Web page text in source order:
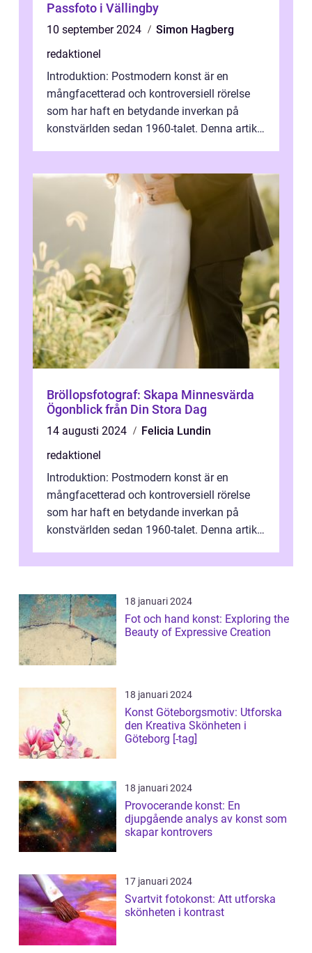
Passfoto i Vällingby
10 september 2024
Simon Hagberg
redaktionel
Introduktion: Postmodern konst är en
mångfacetterad och kontroversiell rörelse
som har haft en betydande inverkan på
konstvärlden sedan 1960-talet. Denna artikel
Bröllopsfotograf: Skapa Minnesvärda
Ögonblick från Din Stora Dag
14 augusti 2024
Felicia Lundin
redaktionel
Introduktion: Postmodern konst är en
mångfacetterad och kontroversiell rörelse
som har haft en betydande inverkan på
konstvärlden sedan 1960-talet. Denna artikel
18 januari 2024
Fot och hand konst: Exploring the
Beauty of Expressive Creation
18 januari 2024
Konst Göteborgsmotiv: Utforska
den Kreativa Skönheten i
Göteborg [-tag]
18 januari 2024
Provocerande konst: En
djupgående analys av konst som
skapar kontrovers
17 januari 2024
Svartvit fotokonst: Att utforska
skönheten i kontrast